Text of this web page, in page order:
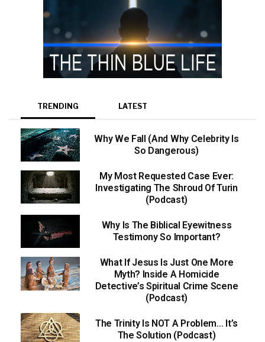
TRENDING LATEST
Why We Fall (And Why Celebrity Is
So Dangerous)
My Most Requested Case Ever:
Investigating The Shroud Of Turin
(Podcast)
Why Is The Biblical Eyewitness
Testimony So Important?
What If Jesus Is Just One More
Myth? Inside A Homicide
Detective’s Spiritual Crime Scene
(Podcast)
The Trinity Is NOT A Problem… It’s
The Solution (Podcast)